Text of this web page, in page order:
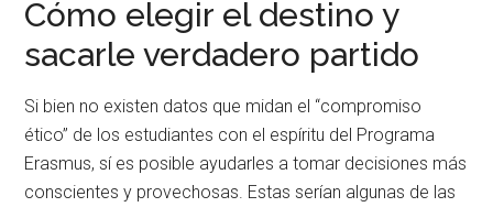
Cómo elegir el destino y
sacarle verdadero partido
Si bien no existen datos que midan el “compromiso
ético” de los estudiantes con el espíritu del Programa
Erasmus, sí es posible ayudarles a tomar decisiones más
conscientes y provechosas. Estas serían algunas de las